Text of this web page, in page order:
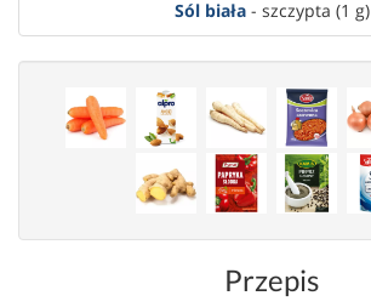
Sól biała- szczypta (1 g)
Przepis